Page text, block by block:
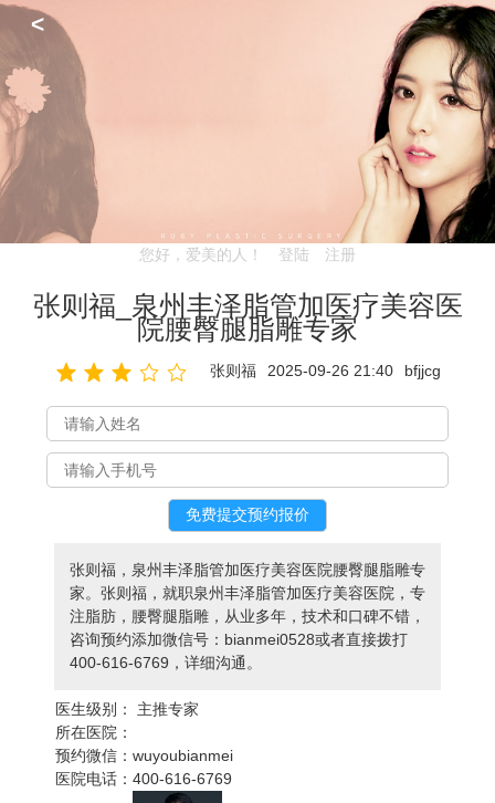
<
您好，爱美的人！ 登陆 注册
张则福_泉州丰泽脂管加医疗美容医
院腰臀腿脂雕专家
张则福 2025-09-26 21:40 bfjjcg
张则福，泉州丰泽脂管加医疗美容医院腰臀腿脂雕专
家。张则福，就职泉州丰泽脂管加医疗美容医院，专
注脂肪，腰臀腿脂雕，从业多年，技术和口碑不错，
咨询预约添加微信号：bianmei0528或者直接拨打
400-616-6769，详细沟通。
医生级别：
主推专家
所在医院：
预约微信：wuyoubianmei
医院电话：400-616-6769